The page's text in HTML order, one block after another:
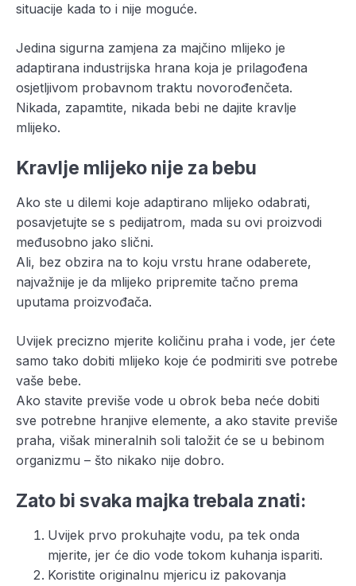
situacije kada to i nije moguće.
Jedina sigurna zamjena za majčino mlijeko je
adaptirana industrijska hrana koja je prilagođena
osjetljivom probavnom traktu novorođenčeta.
Nikada, zapamtite, nikada bebi ne dajite kravlje
mlijeko.
Kravlje mlijeko nije za bebu
Ako ste u dilemi koje adaptirano mlijeko odabrati,
posavjetujte se s pedijatrom, mada su ovi proizvodi
međusobno jako slični.
Ali, bez obzira na to koju vrstu hrane odaberete,
najvažnije je da mlijeko pripremite tačno prema
uputama proizvođača.
Uvijek precizno mjerite količinu praha i vode, jer ćete
samo tako dobiti mlijeko koje će podmiriti sve potrebe
vaše bebe.
Ako stavite previše vode u obrok beba neće dobiti
sve potrebne hranjive elemente, a ako stavite previše
praha, višak mineralnih soli taložit će se u bebinom
organizmu – što nikako nije dobro.
Zato bi svaka majka trebala znati:
Uvijek prvo prokuhajte vodu, pa tek onda
mjerite, jer će dio vode tokom kuhanja ispariti.
Koristite originalnu mjericu iz pakovanja